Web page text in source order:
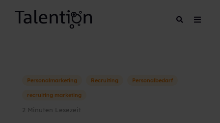
Personalmarketing Recruiting Personalbedarf
recruiting marketing
2 Minuten Lesezeit